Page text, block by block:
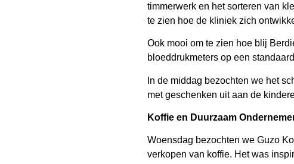
timmerwerk en het sorteren van
te zien hoe de kliniek zich
Ook mooi om te zien hoe blij
bloeddrukmeters op een
In de middag bezochten we het
met geschenken uit aan de
Koffie en Duurzaam
Woensdag bezochten we Guzo
verkopen van koffie. Het was